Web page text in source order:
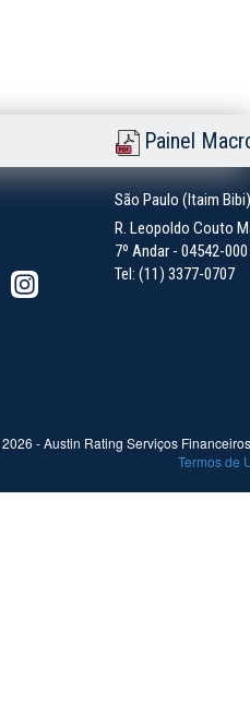
Painel
São Paulo (Itaim Bibi)
R. Leopoldo Couto
7º Andar - 04542-
Tel: (11) 3377-0707
2026 - Austin Rating Serviços
Termos de